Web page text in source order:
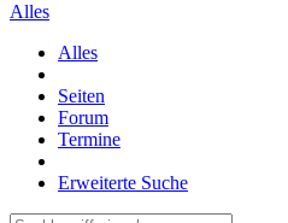
Alles
Alles
Seiten
Forum
Termine
Erweiterte Suche